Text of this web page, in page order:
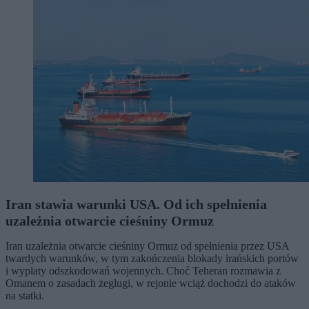
Iran stawia warunki USA. Od ich spełnienia
uzależnia otwarcie cieśniny Ormuz
Iran uzależnia otwarcie cieśniny Ormuz od spełnienia przez USA
twardych warunków, w tym zakończenia blokady irańskich portów
i wypłaty odszkodowań wojennych. Choć Teheran rozmawia z
Omanem o zasadach żeglugi, w rejonie wciąż dochodzi do ataków
na statki.